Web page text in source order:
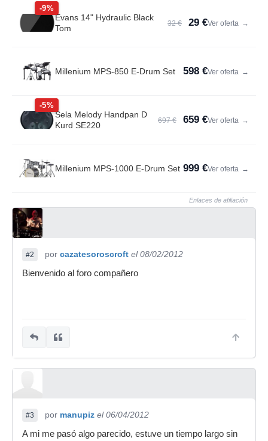
-9%
Evans 14" Hydraulic Black
Tom
32 € 29 €Ver oferta →
Millenium MPS-850 E-Drum Set 598 €Ver oferta →
-5%
Sela Melody Handpan D
Kurd SE220
697 € 659 €Ver oferta →
Millenium MPS-1000 E-Drum Set 999 €Ver oferta →
Enlaces de afiliación
#2 por cazatesoroscroft el 08/02/2012
Bienvenido al foro compañero
#3 por manupiz el 06/04/2012
A mi me pasó algo parecido, estuve un tiempo largo sin